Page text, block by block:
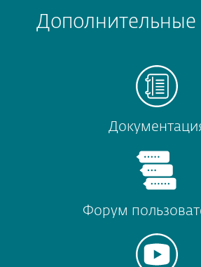
Дополнительные
Форум